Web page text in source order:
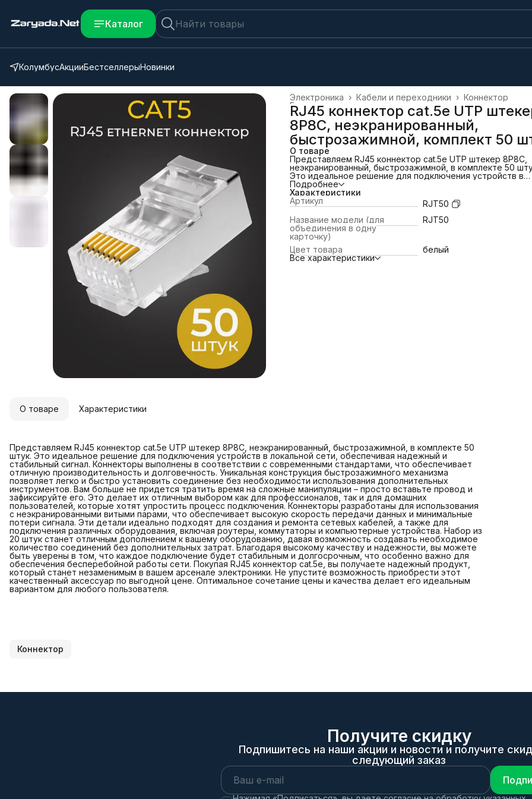
Каталог
КолумбусАкцииБестселлерыНовинки
Коннектор
Кабели и переходники ›
Электроника ›
Главная
RJ45 коннектор cat.5e UTP
8P8C, неэкранированный,
быстрозажимной, комплект 50
О товаре
Представляем RJ45 коннектор cat.5e UTP штекер 8P8C,
неэкранированный, быстрозажимной, в комплекте 50
Это идеальное решение для подключения устройств в
локальной сети, обеспечивая надежный и стабильный
Коннекторы выполнены в соответствии с современными
стандартами, что обеспечивает отличную
производительность и долговечность. Уникальная
конструкция быстрозажимного механизма позволяет
быстро установить соединение без необходимости
использования дополнительных инструментов. Вам
не придется тратить время на сложные манипуляции –
просто вставьте провод и зафиксируйте его. Это делает
отличным выбором как для профессионалов, так и для
Подробнее
Характеристики
Артикул
RJT50
Название модели (для
объединения в одну
карточку)
RJT50
Цвет товара
белый
Все характеристики
О товаре Характеристики
Представляем RJ45 коннектор cat.5e UTP штекер 8P8C, неэкранированный, быстрозажимной, в комплекте 50
штук. Это идеальное решение для подключения устройств в локальной сети, обеспечивая надежный и
стабильный сигнал. Коннекторы выполнены в соответствии с современными стандартами, что обеспечивает
отличную производительность и долговечность. Уникальная конструкция быстрозажимного механизма
позволяет легко и быстро установить соединение без необходимости использования дополнительных
инструментов. Вам больше не придется тратить время на сложные манипуляции – просто вставьте провод и
зафиксируйте его. Это делает их отличным выбором как для профессионалов, так и для домашних
пользователей, которые хотят упростить процесс подключения. Коннекторы разработаны для использования
с неэкранированными витыми парами, что обеспечивает высокую скорость передачи данных и минимальные
потери сигнала. Эти детали идеально подходят для создания и ремонта сетевых кабелей, а также для
подключения различных оборудования, включая роутеры, коммутаторы и компьютерные устройства. Набор из
20 штук станет отличным дополнением к вашему оборудованию, давая возможность создавать необходимое
количество соединений без дополнительных затрат. Благодаря высокому качеству и надежности, вы можете
быть уверены в том, что каждое подключение будет стабильным и долгосрочным, что особенно важно для
обеспечения бесперебойной работы сети. Покупая RJ45 коннектор cat.5e, вы получаете надежный продукт,
который станет незаменимым в вашем арсенале электроники. Не упустите возможность приобрести этот
качественный аксессуар по выгодной цене. Оптимальное сочетание цены и качества делает его идеальным
вариантом для любого пользователя.
Коннектор
Получите скидку
Подпишитесь на наши акции и новости и получите
следующий заказ